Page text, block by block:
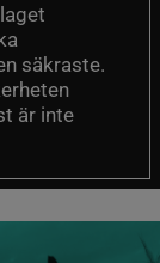
säkraste.
är inte